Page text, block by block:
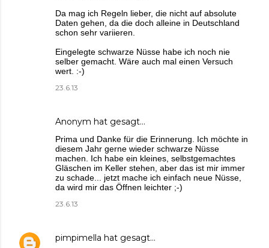
Da mag ich Regeln lieber, die nicht auf absolute
Daten gehen, da die doch alleine in Deutschland
schon sehr variieren.
Eingelegte schwarze Nüsse habe ich noch nie
selber gemacht. Wäre auch mal einen Versuch
wert. :-)
23.6.13
Anonym hat gesagt…
Prima und Danke für die Erinnerung. Ich möchte in
diesem Jahr gerne wieder schwarze Nüsse
machen. Ich habe ein kleines, selbstgemachtes
Gläschen im Keller stehen, aber das ist mir immer
zu schade... jetzt mache ich einfach neue Nüsse,
da wird mir das Öffnen leichter ;-)
23.6.13
pimpimella hat gesagt…